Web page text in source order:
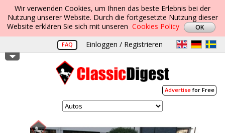
Wir verwenden Cookies, um Ihnen das beste Erlebnis bei der
Nutzung unserer Website. Durch die fortgesetzte Nutzung dieser
Website erklären Sie sich mit unseren Cookies Policy
FAQ Einloggen / Registrieren
Advertisefor Free